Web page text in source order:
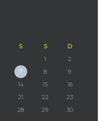
S S
D
1
2
7 8
9
14 15
16
21 22
23
28 29
30